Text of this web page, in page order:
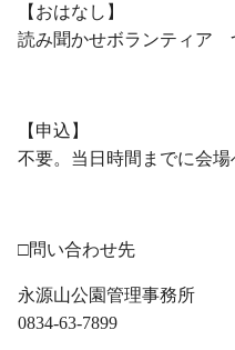
【おはなし】
読み聞かせボランティア
【申込】
不要。当日時間までに会場
□問い合わせ先
永源山公園管理事務所
0834-63-7899